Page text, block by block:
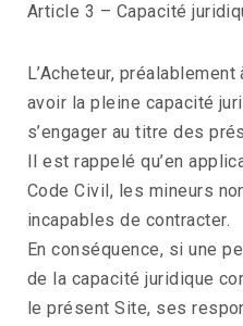
Article 3 – Capacité
L’Acheteur,
avoir la pleine capacité
s’engager au titre des
Il est rappelé qu’en
Code Civil, les mineurs
incapables de contracter.
En conséquence, si une
de la capacité juridique
le présent Site, ses